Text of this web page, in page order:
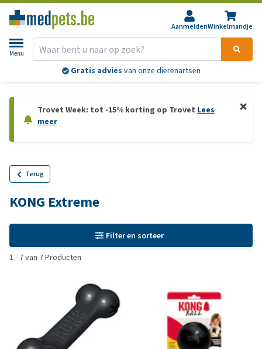
AanmeldenWinkelmandje
Menu
Gratis advies van onze dierenartsen
Trovet Week: tot -15% korting op Trovet Lees
meer
Terug
KONG Extreme
Filter en sorteer
1 - 7van 7Producten